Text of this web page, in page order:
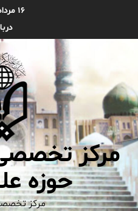
۱۶ مرداد ۱۴۰۵
مرکز
حوزه
مرکز